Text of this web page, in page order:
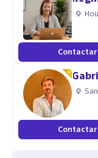
Contactar
Contactar